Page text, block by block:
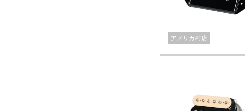
アメリカ村店